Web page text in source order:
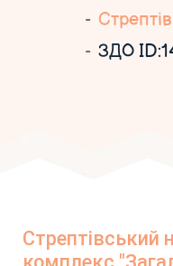
Стрептів
ЗДО
Стрептівський